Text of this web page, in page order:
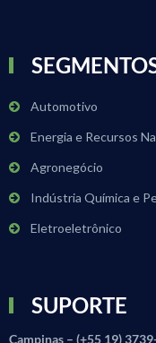
Automotivo
Energia e Recursos
Agronegócio
Indústria Química e
Eletroeletrônico
SUPORTE
Campinas – (+55 19)